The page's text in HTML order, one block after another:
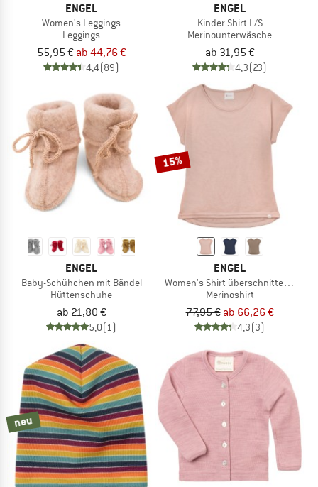
ENGEL
Women's Leggings
Leggings
55,95 € ab 44,76 €
4,4(89)
ENGEL
Kinder Shirt L/S
Merinounterwäsche
ab 31,95 €
4,3(23)
ENGEL
Baby-Schühchen mit Bändel
Hüttenschuhe
ab 21,80 €
5,0(1)
15%
ENGEL
Women's Shirt überschnittene
Merinoshirt
77,95 € ab 66,26 €
4,3(3)
neu